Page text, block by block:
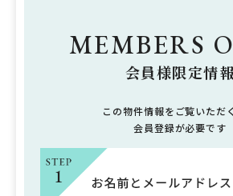
MEMBERS
会員様限定情報
この物件情報をご覧いただ
会員登録が必要です